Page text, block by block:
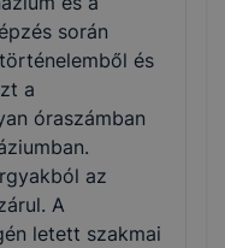
során
és
a
óraszámban
az
A
letett szakmai